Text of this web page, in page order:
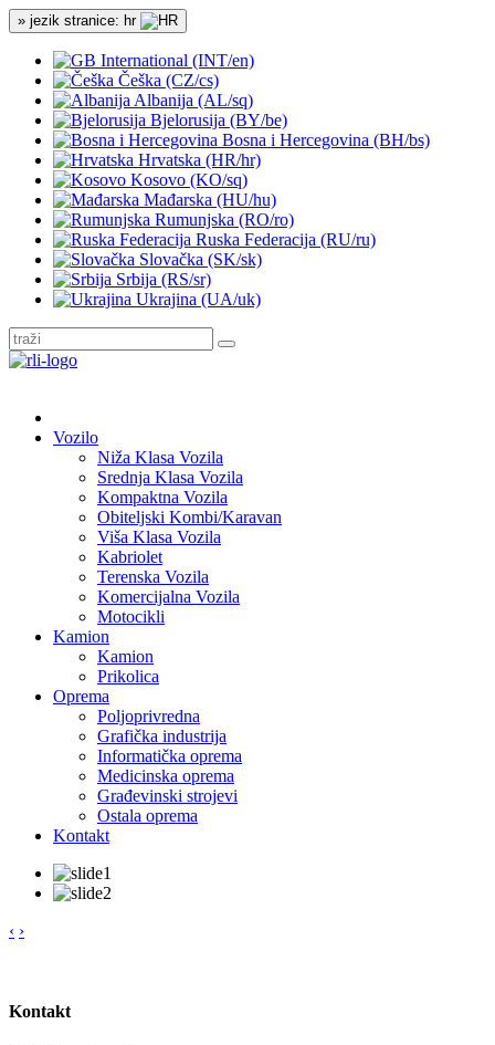
» jezik stranice: hr
International (INT/en)
Češka (CZ/cs)
Albanija (AL/sq)
Bjelorusija (BY/be)
Bosna i Hercegovina (BH/bs)
Hrvatska (HR/hr)
Kosovo (KO/sq)
Mađarska (HU/hu)
Rumunjska (RO/ro)
Ruska Federacija (RU/ru)
Slovačka (SK/sk)
Srbija (RS/sr)
Ukrajina (UA/uk)
Vozilo
Niža Klasa Vozila
Srednja Klasa Vozila
Kompaktna Vozila
Obiteljski Kombi/Karavan
Viša Klasa Vozila
Kabriolet
Terenska Vozila
Komercijalna Vozila
Motocikli
Kamion
Kamion
Prikolica
Oprema
Poljoprivredna
Grafička industrija
Informatička oprema
Medicinska oprema
Građevinski strojevi
Ostala oprema
Kontakt
‹ ›
Kontakt